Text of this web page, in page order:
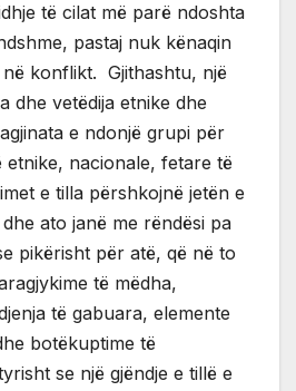
të cilat më parë ndoshta
pastaj nuk kënaqin
konflikt. Gjithashtu, një
dhe vetëdija etnike dhe
e ndonjë grupi për
nacionale, fetare të
e tilla përshkojnë jetën e
ato janë me rëndësi pa
pikërisht për atë, që në to
të mëdha,
të gabuara, elemente
botëkuptime të
se një gjëndje e tillë e